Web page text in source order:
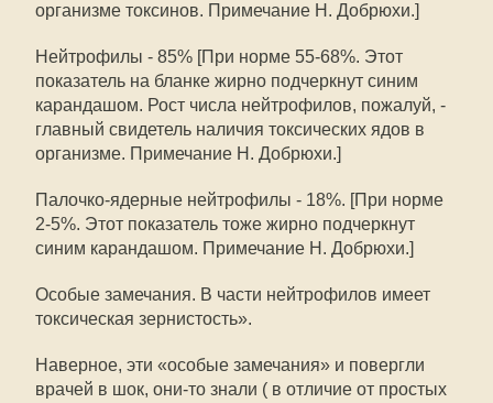
организме токсинов. Примечание Н. Добрюхи.]
Нейтрофилы - 85% [При норме 55-68%. Этот
показатель на бланке жирно подчеркнут синим
карандашом. Рост числа нейтрофилов, пожалуй, -
главный свидетель наличия токсических ядов в
организме. Примечание Н. Добрюхи.]
Палочко-ядерные нейтрофилы - 18%. [При норме
2-5%. Этот показатель тоже жирно подчеркнут
синим карандашом. Примечание Н. Добрюхи.]
Особые замечания. В части нейтрофилов имеет
токсическая зернистость».
Наверное, эти «особые замечания» и повергли
врачей в шок, они-то знали ( в отличие от простых